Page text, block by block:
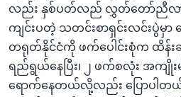
လည်း နှစ်ပတ်လည် လွှတ်တော်ညီလာခံ
ကျင်းပတဲ့ သတင်းစာရှင်းလင်းပွဲမှာ
တရုတ်နိုင်ငံကို ဖက်ပေါင်းစုံက ထိန်း
ရည်ရွယ်နေပြီး၊ ၂ ဖက်စလုံး အကျို
ရောက်နေတယ်လို့လည်း ပြောပါတ